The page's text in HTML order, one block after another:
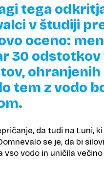
tega
v študiji
oceno:
30 odstotkov
ohranjenih
tem z vodo
da tudi na Luni,
se je, da bi
vodo in uničila večino